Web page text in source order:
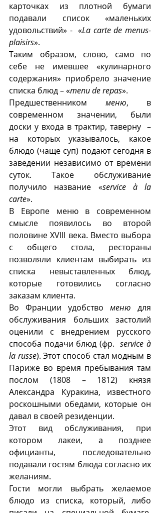
карточках из плотной бумаги
подавали список «маленьких
удовольствий» -  «La carte de menus-
plaisirs».
Таким образом, слово, само по
себе не имевшее «кулинарного
содержания» приобрело значение
списка блюд – «menu de repas».
Предшественником меню, в
современном значении, были
доски у входа в трактир, таверну  –
на которых указывалось, какое
блюдо (чаще суп) подают сегодня в
заведении независимо от времени
суток. Такое обслуживание
получило название «service à la
carte».
В Европе меню в современном
смысле появилось во второй
половине XVIII века. Вместо выбора
с общего стола, рестораны
позволяли клиентам выбирать из
списка невыставленных блюд,
которые готовились согласно
заказам клиента.
Во Франции удобство меню для
обслуживания больших застолий
оценили с внедрением русского
способа подачи блюд (фр. service à
la russe). Этот способ стал модным в
Париже во время пребывания там
послом (1808 – 1812) князя
Александра Куракина, известного
роскошными обедами, которые он
давал в своей резиденции.
Этот вид обслуживания, при
котором лакеи, а позднее
официанты, последовательно
подавали гостям блюда согласно их
желаниям.
Гости могли выбрать желаемое
блюдо из списка, который, либо